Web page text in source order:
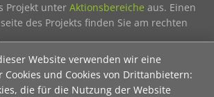
Website verwenden wir eine
Cookies und Cookies von Drittanbietern:
die für die Nutzung der Website
Projekt unterAktionsbereiche aus. Einen
des Projekts finden Sie am rechten
ZUM NEWSLETTER